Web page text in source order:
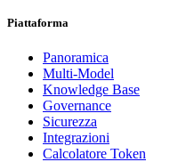
Piattaforma
Panoramica
Multi-Model
Knowledge Base
Governance
Sicurezza
Integrazioni
Calcolatore Token